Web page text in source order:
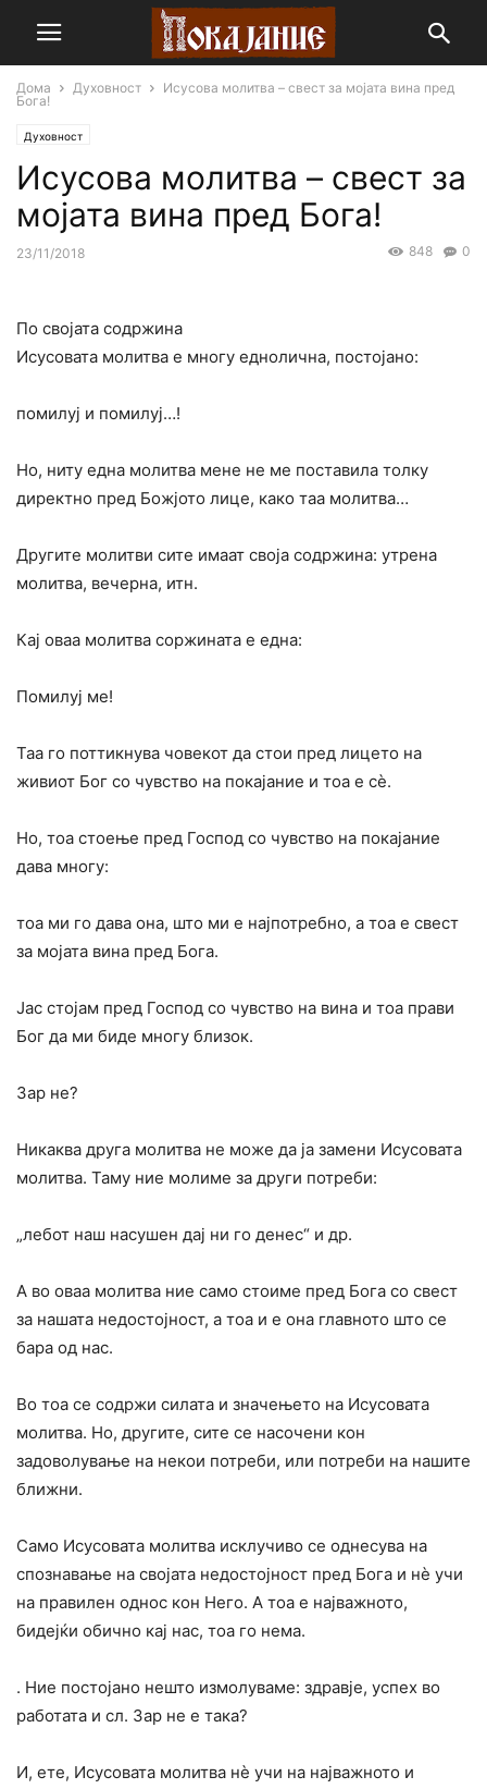
Дома Духовност
Исусова молитва – свест за мојата вина пред
Бога!
Духовност
Исусова молитва – свест за
мојата вина пред Бога!
23/11/2018 0
848
По својата содржина
Исусовата молитва е многу еднолична, постојано:
помилуј и помилуј…!
Но, ниту една молитва мене не ме поставила толку
директно пред Божјото лице, како таа молитва…
Другите молитви сите имаат своја содржина: утрена
молитва, вечерна, итн.
Кај оваа молитва соржината е една:
Помилуј ме!
Таа го поттикнува човекот да стои пред лицето на
живиот Бог со чувство на покајание и тоа е сѐ.
Но, тоа стоење пред Господ со чувство на покајание
дава многу:
тоа ми го дава она, што ми е најпотребно, а тоа е свест
за мојата вина пред Бога.
Јас стојам пред Господ со чувство на вина и тоа прави
Бог да ми биде многу близок.
Зар не?
Никаква друга молитва не може да ја замени Исусовата
молитва. Таму ние молиме за други потреби:
„лебот наш насушен дај ни го денес“ и др.
А во оваа молитва ние само стоиме пред Бога со свест
за нашата недостојност, а тоа и е она главното што се
бара од нас.
Во тоа се содржи силата и значењето на Исусовата
молитва. Но, другите, сите се насочени кон
задоволување на некои потреби, или потреби на нашите
ближни.
Само Исусовата молитва исклучиво се однесува на
спознавање на својата недостојност пред Бога и нѐ учи
на правилен однос кон Него. А тоа е најважното,
бидејќи обично кај нас, тоа го нема.
. Ние постојано нешто измолуваме: здравје, успех во
работата и сл. Зар не е така?
И, ете, Исусовата молитва нѐ учи на најважното и